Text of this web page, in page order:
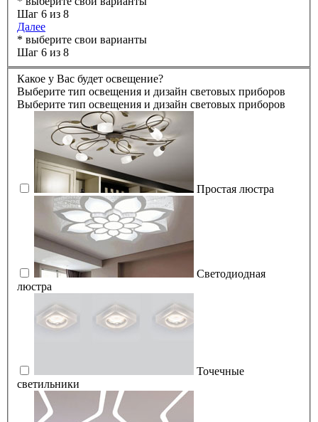
Шаг 6 из 8
Далее
* выберите свои варианты
Шаг 6 из 8
Какое у Вас будет освещение?
Выберите тип освещения и дизайн световых приборов
Выберите тип освещения и дизайн световых приборов
Простая люстра
Светодиодная
люстра
Точечные
светильники